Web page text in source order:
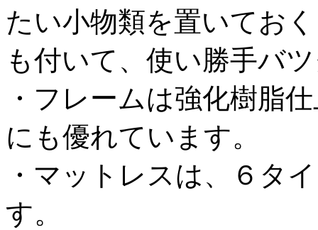
たい小物類を置いてお
も付いて、使い勝手バ
・フレームは強化樹脂
にも優れています。
・マットレスは、６タ
す。